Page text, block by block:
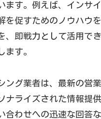
す。例えば、インサ
促すためのノウハウ
即戦力として活用で
す。
グ業者は、最新の営
ライズされた情報提
わせへの迅速な回答